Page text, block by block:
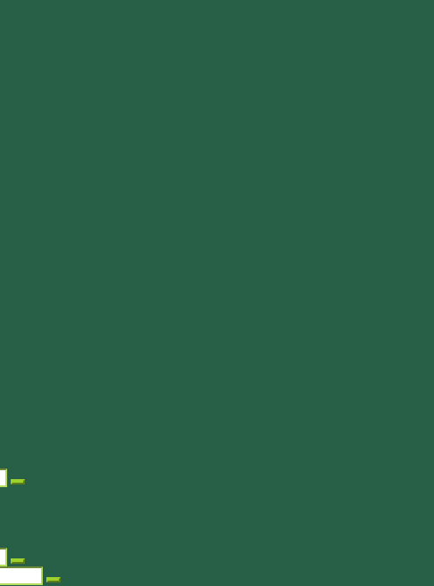
Suchen …
Suchen …